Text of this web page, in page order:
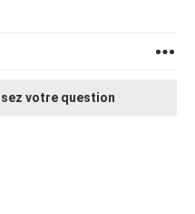
votre question